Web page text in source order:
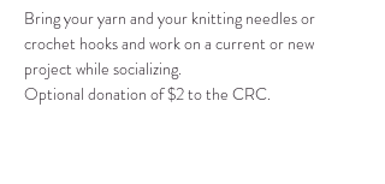
Bring your yarn and your knitting needles or
crochet hooks and work on a current or new
project while socializing.
Optional donation of $2 to the CRC.